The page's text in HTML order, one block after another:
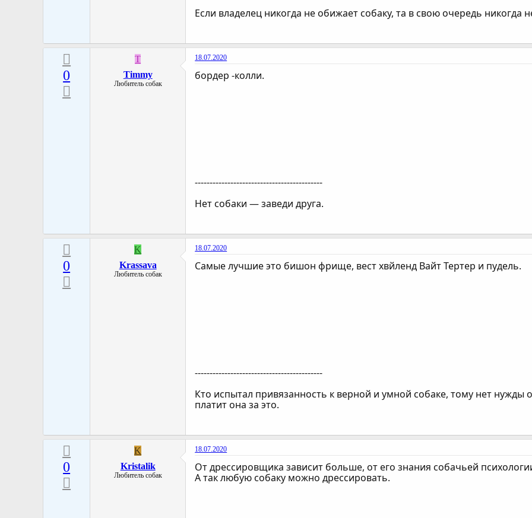
Если владелец никогда не обижает собаку, та в свою очередь никогда
0
T
Timmy
Любитель собак
18.07.2020
бордер -колли.
-------------------------------------------
Нет собаки — заведи друга.
0
K
Krassava
Любитель собак
18.07.2020
Самые лучшие это бишон фрище, вест хвйленд Вайт Тертер и пудель.
-------------------------------------------
Кто испытал привязанность к верной и умной собаке, тому нет нужды
платит она за это.
0
K
Kristalik
Любитель собак
18.07.2020
От дрессировщика зависит больше, от его знания собачьей
А так любую собаку можно дрессировать.